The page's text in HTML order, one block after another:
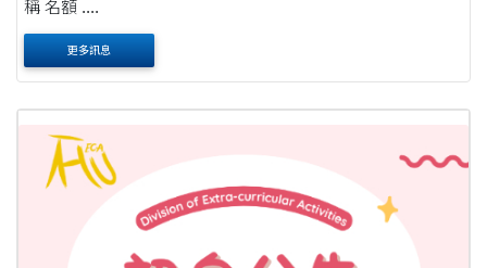
稱 名額 ....
更多訊息